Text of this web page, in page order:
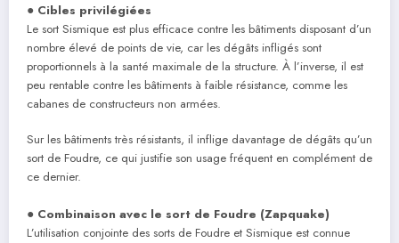
● Cibles privilégiées
Le sort Sismique est plus efficace contre les bâtiments disposant d’un
nombre élevé de points de vie, car les dégâts infligés sont
proportionnels à la santé maximale de la structure. À l’inverse, il est
peu rentable contre les bâtiments à faible résistance, comme les
cabanes de constructeurs non armées.
Sur les bâtiments très résistants, il inflige davantage de dégâts qu’un
sort de Foudre, ce qui justifie son usage fréquent en complément de
ce dernier.
● Combinaison avec le sort de Foudre (Zapquake)
L’utilisation conjointe des sorts de Foudre et Sismique est connue